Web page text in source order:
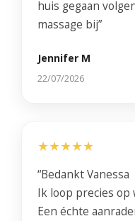
huis gegaan
massage bij”
Jennifer M
22/07/2026
★★★★★
“Bedankt Vanessa
Ik loop precies op
Een échte